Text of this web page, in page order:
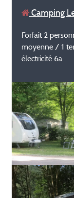
Camping
Forfait 2
moyenne / 1
électricité 6a